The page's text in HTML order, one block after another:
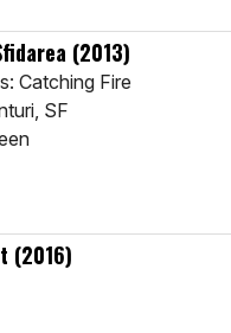
(2013)
Catching Fire
SF
(2016)